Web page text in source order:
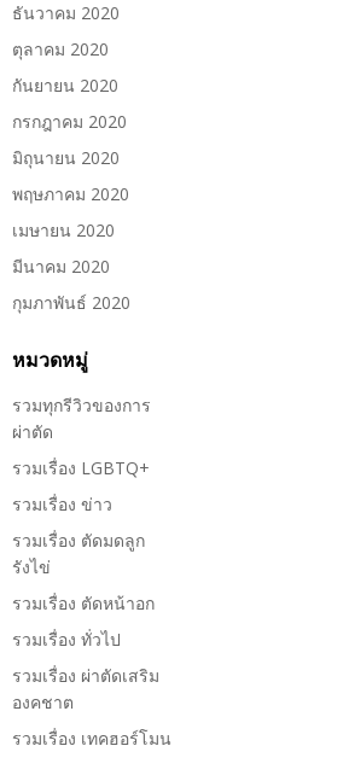
ธันวาคม 2020
ตุลาคม 2020
กันยายน 2020
กรกฎาคม 2020
มิถุนายน 2020
พฤษภาคม 2020
เมษายน 2020
มีนาคม 2020
กุมภาพันธ์ 2020
หมวดหมู่
รวมทุกรีวิวของการ
ผ่าตัด
รวมเรื่อง LGBTQ+
รวมเรื่อง ข่าว
รวมเรื่อง ตัดมดลูก
รังไข่
รวมเรื่อง ตัดหน้าอก
รวมเรื่อง ทั่วไป
รวมเรื่อง ผ่าตัดเสริม
องคชาต
รวมเรื่อง เทคฮอร์โมน